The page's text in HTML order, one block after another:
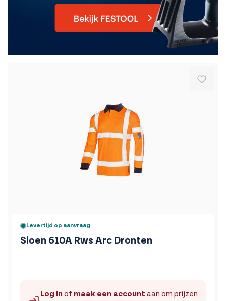
Levertijd op aanvraag
Sioen 610A Rws Arc Dronten
De prijs is afhankelijk van de gekozen opties op de
Log inof maak een account aan om prijzen